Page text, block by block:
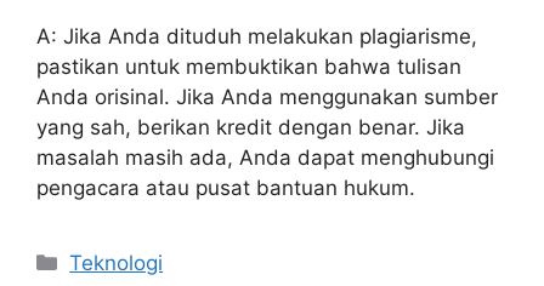
A: Jika Anda dituduh melakukan plagiarisme,
pastikan untuk membuktikan bahwa tulisan
Anda orisinal. Jika Anda menggunakan sumber
yang sah, berikan kredit dengan benar. Jika
masalah masih ada, Anda dapat menghubungi
pengacara atau pusat bantuan hukum.
Kategori
Teknologi